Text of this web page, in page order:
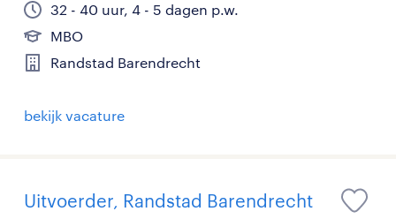
32 - 40 uur, 4 - 5 dagen p.w.
MBO
Randstad Barendrecht
bekijk vacature
Uitvoerder, Randstad Barendrecht